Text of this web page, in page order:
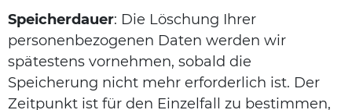
Speicherdauer: Die Löschung Ihrer
personenbezogenen Daten werden wir
spätestens vornehmen, sobald die
Speicherung nicht mehr erforderlich ist. Der
Zeitpunkt ist für den Einzelfall zu bestimmen,